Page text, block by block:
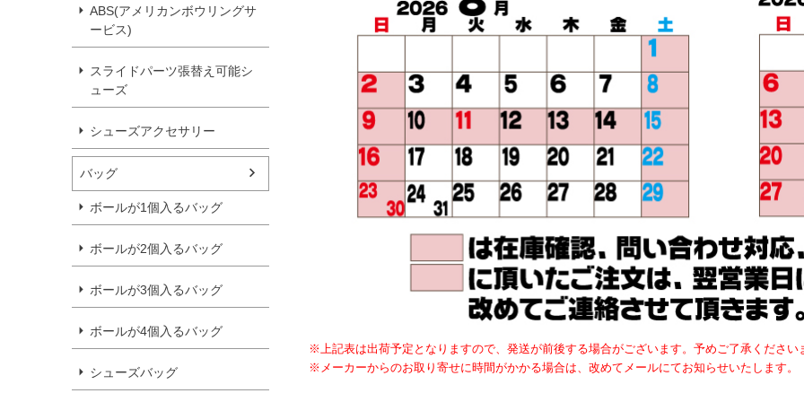
ABS(アメリカンボウリングサ
ービス)
スライドパーツ張替え可能シ
ューズ
シューズアクセサリー
バッグ
ボールが1個入るバッグ
ボールが2個入るバッグ
ボールが3個入るバッグ
ボールが4個入るバッグ
シューズバッグ
※上記表は出荷予定となりますので、発送が前後する場合がございます。予めご了承ください
※メーカーからのお取り寄せに時間がかかる場合は、改めてメールにてお知らせいたします。